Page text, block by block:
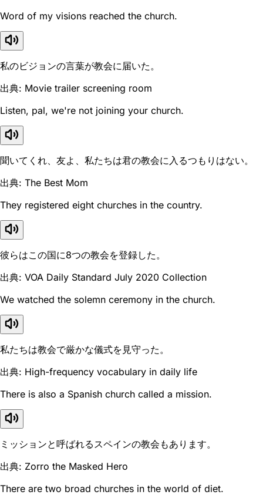
Word of my visions reached the church.
私のビジョンの言葉が教会に届いた。
出典: Movie trailer screening room
Listen, pal, we're not joining your church.
聞いてくれ、友よ、私たちは君の教会に入るつもりはない。
出典: The Best Mom
They registered eight churches in the country.
彼らはこの国に8つの教会を登録した。
出典: VOA Daily Standard July 2020 Collection
We watched the solemn ceremony in the church.
私たちは教会で厳かな儀式を見守った。
出典: High-frequency vocabulary in daily life
There is also a Spanish church called a mission.
ミッションと呼ばれるスペインの教会もあります。
出典: Zorro the Masked Hero
There are two broad churches in the world of diet.